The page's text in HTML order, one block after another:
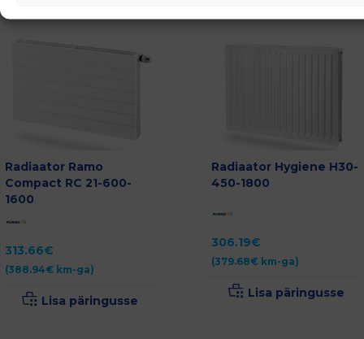
Radiaator Ramo
Compact RC 21-600-
1600
313.66€
(388.94€ km-ga)
Lisa päringusse
Radiaator Hygiene H30-
450-1800
306.19€
(379.68€ km-ga)
Lisa päringusse